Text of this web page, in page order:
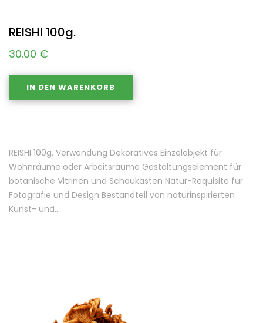
REISHI 100g.
30.00 €
IN DEN WARENKORB
REISHI 100g. Verwendung Dekoratives Einzelobjekt für
Wohnräume oder Arbeitsräume Gestaltungselement für
botanische Vitrinen und Schaukästen Natur-Requisite für
Fotografie und Design Bestandteil von naturinspirierten
Kunst- und…